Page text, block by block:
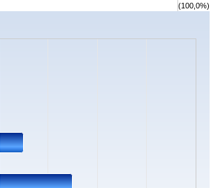
(100,0%)
categories.